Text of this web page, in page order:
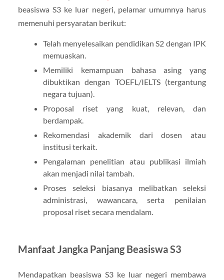
beasiswa S3 ke luar negeri, pelamar umumnya harus
memenuhi persyaratan berikut:
Telah menyelesaikan pendidikan S2 dengan IPK
memuaskan.
Memiliki kemampuan bahasa asing yang
dibuktikan dengan TOEFL/IELTS (tergantung
negara tujuan).
Proposal riset yang kuat, relevan, dan
berdampak.
Rekomendasi akademik dari dosen atau
institusi terkait.
Pengalaman penelitian atau publikasi ilmiah
akan menjadi nilai tambah.
Proses seleksi biasanya melibatkan seleksi
administrasi, wawancara, serta penilaian
proposal riset secara mendalam.
Manfaat Jangka Panjang Beasiswa S3
Mendapatkan beasiswa S3 ke luar negeri membawa